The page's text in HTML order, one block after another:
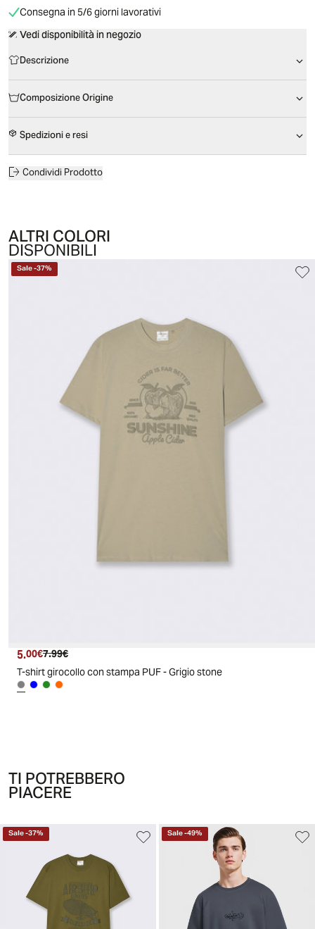
Consegna in 5/6 giorni lavorativi
Vedi disponibilità in negozio
Descrizione
Composizione Origine
Spedizioni e resi
Condividi Prodotto
ALTRI COLORI
DISPONIBILI
Sale-37%
Prezzo attuale
5.00€ Prezzo originale
7.99€
T-shirt girocollo con stampa PUF - Grigio stone
TI POTREBBERO
PIACERE
Sale-37% Sale-49%